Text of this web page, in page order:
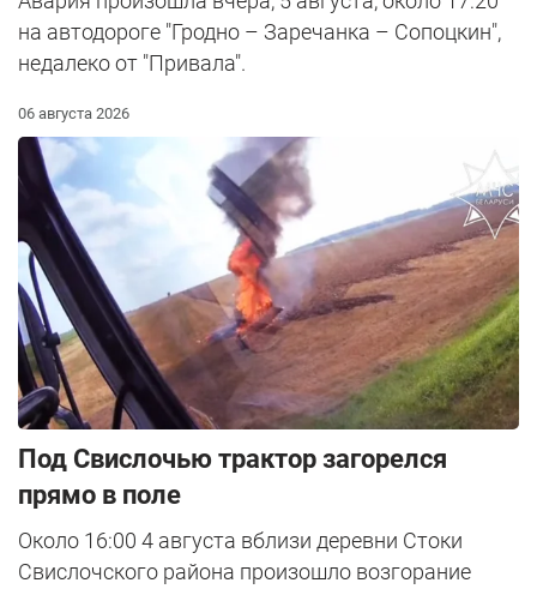
на автодороге "Гродно – Заречанка – Сопоцкин",
недалеко от "Привала".
06 августа 2026
Под Свислочью трактор загорелся
прямо в поле
Около 16:00 4 августа вблизи деревни Стоки
Свислочского района произошло возгорание